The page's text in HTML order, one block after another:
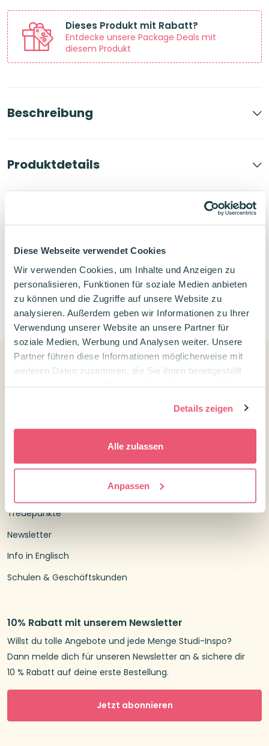
Diese Webseite verwendet Cookies
Wir verwenden Cookies, um Inhalte und Anzeigen zu
personalisieren, Funktionen für soziale Medien anbieten
zu können und die Zugriffe auf unsere Website zu
analysieren. Außerdem geben wir Informationen zu Ihrer
Verwendung unserer Website an unsere Partner für
soziale Medien, Werbung und Analysen weiter. Unsere
Partner führen diese Informationen möglicherweise mit
weiteren Daten zusammen, die Sie ihnen bereitgestellt
Details zeigen
Alle zulassen
Anpassen
Dieses Produkt mit Rabatt?
Entdecke unsere Package Deals mit
diesem Produkt
Beschreibung
Produktdetails
0
Kundenservice
Versandtarife und Lieferzeiten
Widerrufsrecht
Treuepunkte
Newsletter
Info in Englisch
Schulen & Geschäftskunden
10% Rabatt mit unserem Newsletter
Willst du tolle Angebote und jede Menge Studi-Inspo?
Dann melde dich für unseren Newsletter an & sichere dir
10 % Rabatt auf deine erste Bestellung.
Jetzt abonnieren